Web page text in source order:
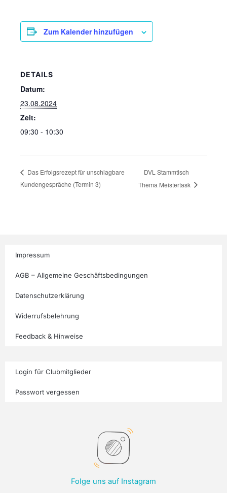
Zum Kalender hinzufügen
DETAILS
Datum:
23.08.2024
Zeit:
09:30 - 10:30
Das Erfolgsrezept für unschlagbare
Kundengespräche (Termin 3)
DVL Stammtisch
Thema Meistertask
Impressum
AGB – Allgemeine Geschäftsbedingungen
Datenschutzerklärung
Widerrufsbelehrung
Feedback & Hinweise
Login für Clubmitglieder
Passwort vergessen
Folge uns auf Instagram